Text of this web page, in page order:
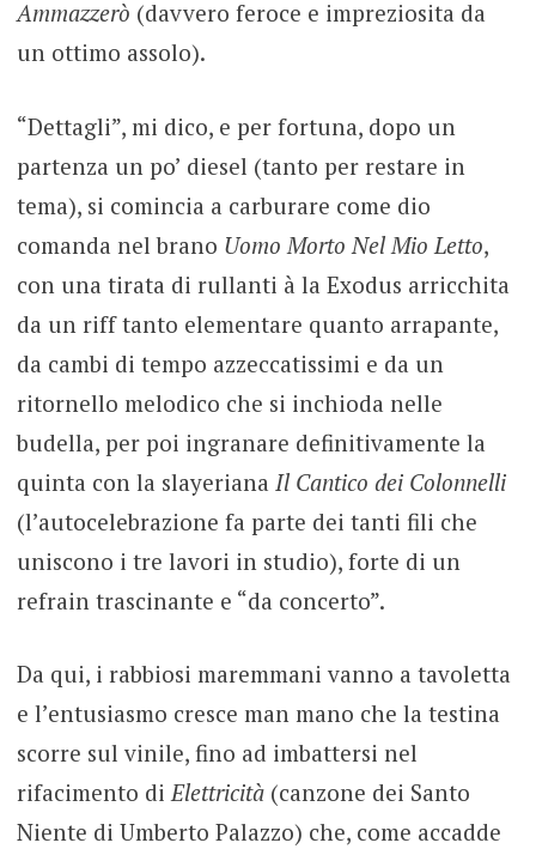
Ammazzerò (davvero feroce e impreziosita da
un ottimo assolo).
“Dettagli”, mi dico, e per fortuna, dopo un
partenza un po’ diesel (tanto per restare in
tema), si comincia a carburare come dio
comanda nel brano Uomo Morto Nel Mio Letto,
con una tirata di rullanti à la Exodus arricchita
da un riff tanto elementare quanto arrapante,
da cambi di tempo azzeccatissimi e da un
ritornello melodico che si inchioda nelle
budella, per poi ingranare definitivamente la
quinta con la slayeriana Il Cantico dei Colonnelli
(l’autocelebrazione fa parte dei tanti fili che
uniscono i tre lavori in studio), forte di un
refrain trascinante e “da concerto”.
Da qui, i rabbiosi maremmani vanno a tavoletta
e l’entusiasmo cresce man mano che la testina
scorre sul vinile, fino ad imbattersi nel
rifacimento diElettricità(canzone dei Santo
Niente di Umberto Palazzo) che, come accadde